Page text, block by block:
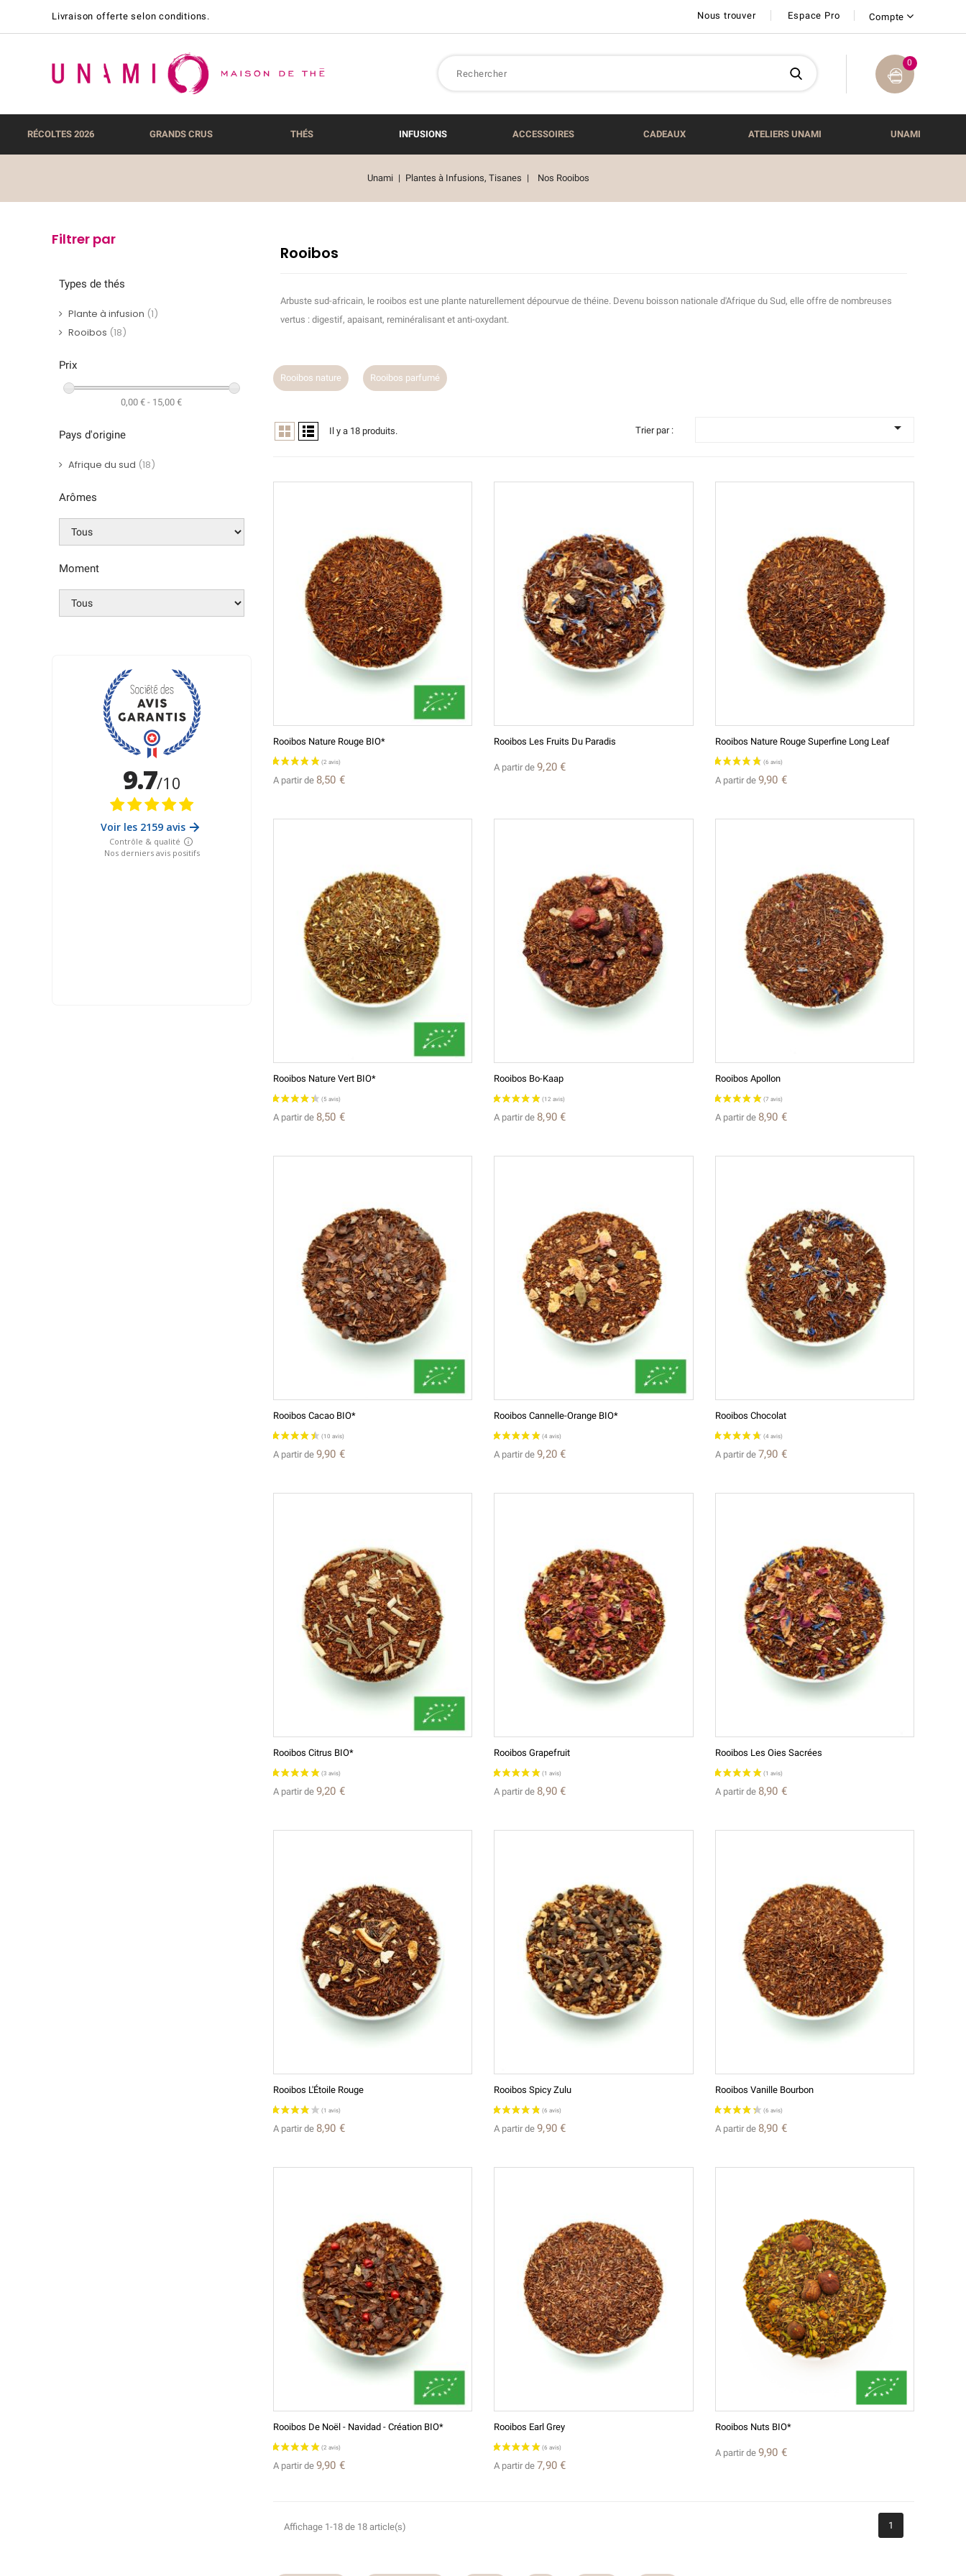
Livraison offerte selon conditions. Nous trouver Espace Pro Compte
0
RÉCOLTES 2026 GRANDS CRUS THÉS INFUSIONS ACCESSOIRES CADEAUX ATELIERS UNAMI UNAMI
Unami Plantes à Infusions, Tisanes Nos Rooibos
Filtrer par
Types de thés
Plante à infusion (1)
Rooibos (18)
Prix
0,00 € - 15,00 €
Pays d'origine
Afrique du sud (18)
Arômes
Moment
Rooibos
Arbuste sud-africain, le rooibos est une plante naturellement dépourvue de théine. Devenu boisson nationale d'Afrique du Sud, elle offre de nombreuses
vertus : digestif, apaisant, reminéralisant et anti-oxydant.
Rooibos nature Rooibos parfumé
Il y a 18 produits. Trier par : 
Rooibos Nature Rouge BIO*
(2 avis)
A partir de 8,50 €
Rooibos Les Fruits Du Paradis
A partir de9,20 €
Rooibos Nature Rouge Superfine Long Leaf
A partir de 9,90 €
Rooibos Nature Vert BIO*
A partir de 8,50 €
Rooibos Bo-Kaap
A partir de 8,90 €
Rooibos Apollon
A partir de 8,90 €
Rooibos Cacao BIO*
A partir de 9,90 €
Rooibos Cannelle-Orange BIO*
A partir de9,20 €
Rooibos Chocolat
A partir de 7,90 €
Rooibos Citrus BIO*
A partir de 9,20 €
Rooibos Grapefruit
A partir de 8,90 €
Rooibos Les Oies Sacrées
A partir de 8,90 €
Rooibos L'Étoile Rouge
A partir de 8,90 €
Rooibos Spicy Zulu
A partir de9,90 €
Rooibos Vanille Bourbon
A partir de 8,90 €
Rooibos De Noël - Navidad - Création BIO*
A partir de 9,90 €
Rooibos Earl Grey
A partir de7,90 €
Rooibos Nuts BIO*
A partir de 9,90 €
Affichage 1-18 de 18 article(s) 1